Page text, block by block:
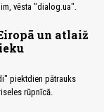
vēsta "dialog.ua".
un atlaiž
piektdien pātrauks
rūpnīcā.